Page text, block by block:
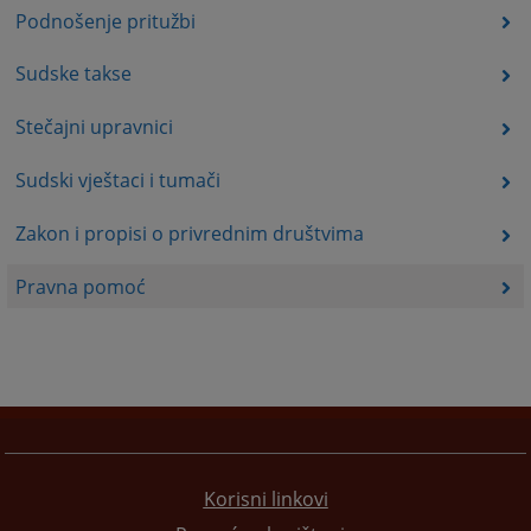
Podnošenje pritužbi
Sudske takse
Stečajni upravnici
Sudski vještaci i tumači
Zakon i propisi o privrednim društvima
Pravna pomoć
Korisni linkovi